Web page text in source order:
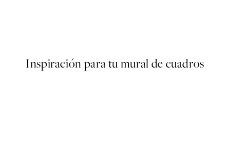
Inspiración para tu mural de cuadros